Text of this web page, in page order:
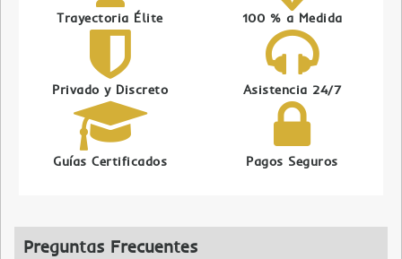
Trayectoria Élite 100 % a Medida
Privado y Discreto Asistencia 24/7
Guías Certificados Pagos Seguros
Preguntas Frecuentes